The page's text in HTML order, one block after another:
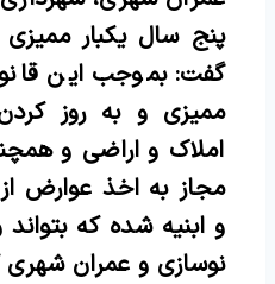
پنج سال یکبار ممیزی
گفت: بموجب این
ممیزی و به روز
املاک و اراضی و
مجاز به اخذ عوارض
و ابنیه شده که
نوسازی و عمران شهری